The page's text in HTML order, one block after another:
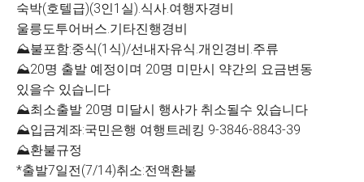
숙박(호텔급)(3인1실).식사.여행자경비
울릉도투어버스.기타진행경비
⛰불포함:중식(1식)/선내자유식.개인경비.주류
⛰20명 출발 예정이며 20명 미만시 약간의 요금변동
있을수 있습니다
⛰최소출발 20명 미달시 행사가 취소될수 있습니다
⛰입금계좌:국민은행 여행트레킹 9-3846-8843-39
⛰환불규정
*출발7일전(7/14)취소:전액환불